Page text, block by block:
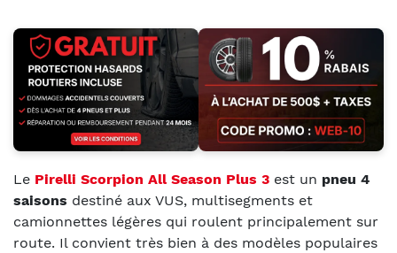
Le Pirelli Scorpion All Season Plus 3 est un pneu 4
saisons destiné aux VUS, multisegments et
camionnettes légères qui roulent principalement sur
route. Il convient très bien à des modèles populaires